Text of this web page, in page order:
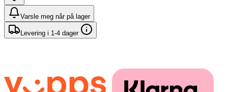
Varsle meg når på lager
Levering i 1-4 dager